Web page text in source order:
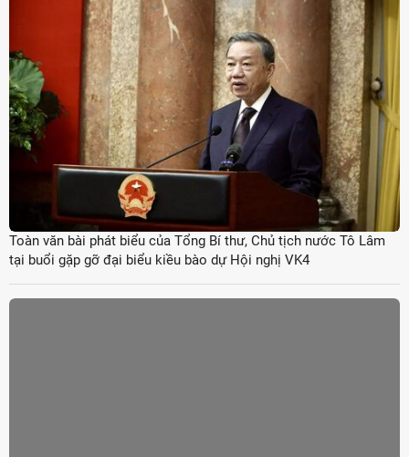
Toàn văn bài phát biểu của Tổng Bí thư, Chủ tịch nước Tô Lâm
tại buổi gặp gỡ đại biểu kiều bào dự Hội nghị VK4